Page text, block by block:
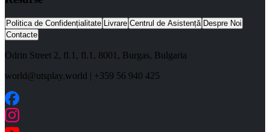
Politica de Confidențialitate Livrare Centrul de Asistență Despre Noi
Contacte
Odrin Street 2, fl.1 , fl.1, 8001 , Burgas, Bulgaria
world@utsplay.world | +359 56 940 425